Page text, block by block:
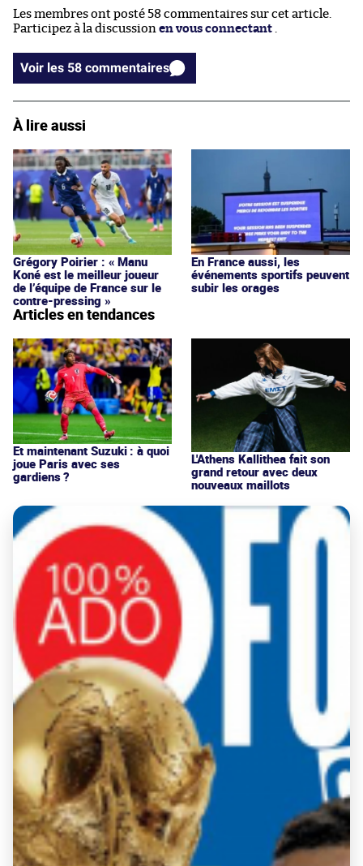
Voir les 58 commentaires
À lire aussi
Grégory Poirier : « Manu
Koné est le meilleur joueur
de l’équipe de France sur le
contre-pressing »
En France aussi, les
événements sportifs peuvent
subir les orages
Articles en tendances
Et maintenant Suzuki : à quoi
joue Paris avec ses
gardiens ?
L'Athens Kallithea fait son
grand retour avec deux
nouveaux maillots